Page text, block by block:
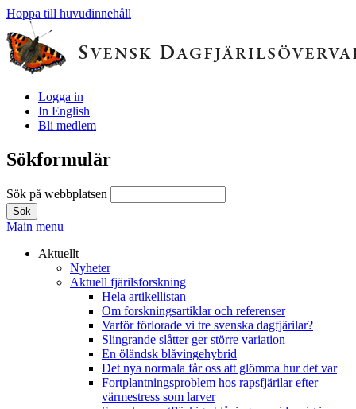
Hoppa till huvudinnehåll
Logga in
In English
Bli medlem
Sökformulär
Sök på webbplatsen
Main menu
Aktuellt
Nyheter
Aktuell fjärilsforskning
Hela artikellistan
Om forskningsartiklar och referenser
Varför förlorade vi tre svenska dagfjärilar?
Slingrande slåtter ger större variation
En öländsk blåvingehybrid
Det nya normala får oss att glömma hur det var
Fortplantningsproblem hos rapsfjärilar efter
värmestress som larver